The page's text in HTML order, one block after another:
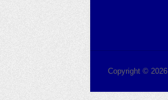
Copyright © 2026